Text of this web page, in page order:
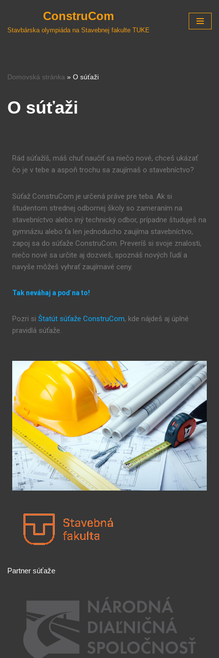
Preskočiť
ConstruCom
Stavbárska olympiáda na Stavebnej fakulte TUKE
Domovská stránka » O súťaži
O súťaži
Rád súťažíš, máš chuť naučiť sa niečo nové, chceš ukázať
čo je v tebe a aspoň trochu sa zaujímaš o stavebníctvo?
Súťaž ConstruCom je určená práve pre teba. Ak si
študentom strednej odbornej školy so zameraním na
stavebníctvo alebo iný technický odbor, prípadne študuješ na
gymnáziu alebo ťa len jednoducho zaujíma stavebníctvo,
zapoj sa do súťaže ConstruCom. Preveríš si svoje znalosti,
niečo nové sa určite aj dozvieš, spoznáš nových ľudí a
navyše môžeš vyhrať zaujímavé ceny.
Tak neváhaj a poď na to!
Pozri si Štatút súťaže ConstruCom, kde nájdeš aj úplné
pravidlá súťaže.
Partner súťaže